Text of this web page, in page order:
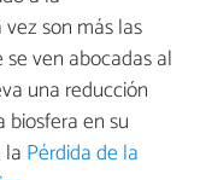
son más las
ven abocadas al
una reducción
biosfera en su
Pérdida de la